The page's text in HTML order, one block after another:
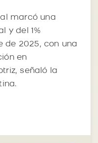
marcó una
y del 1%
de 2025, con una
en
señaló la